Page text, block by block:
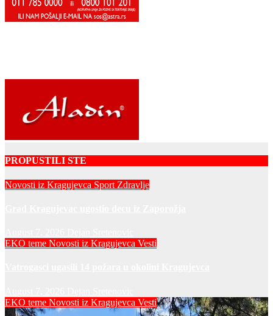
PROPUSTILI STE
Novosti iz Kragujevca Sport Zdravlje
EKO teme Novosti iz Kragujevca Vesti
EKO teme Novosti iz Kragujevca Vesti